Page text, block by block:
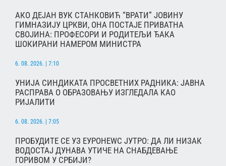
АКО ДЕЈАН ВУК СТАНКОВИЋ “ВРАТИ” ЈОВИНУ
ГИМНАЗИЈУ ЦРКВИ, ОНА ПОСТАЈЕ ПРИВАТНА
СВОЈИНА: ПРОФЕСОРИ И РОДИТЕЉИ ЂАКА
ШОКИРАНИ НАМЕРОМ МИНИСТРА
6. 08. 2026. | 7:10
УНИЈА СИНДИКАТА ПРОСВЕТНИХ РАДНИКА: ЈАВНА
РАСПРАВА О ОБРАЗОВАЊУ ИЗГЛЕДАЛА КАО
РИЈАЛИТИ
6. 08. 2026. | 7:05
ПРОБУДИТЕ СЕ УЗ ЕУРОНЕWС ЈУТРО: ДА ЛИ НИЗАК
ВОДОСТАЈ ДУНАВА УТИЧЕ НА СНАБДЕВАЊЕ
ГОРИВОМ У СРБИЈИ?